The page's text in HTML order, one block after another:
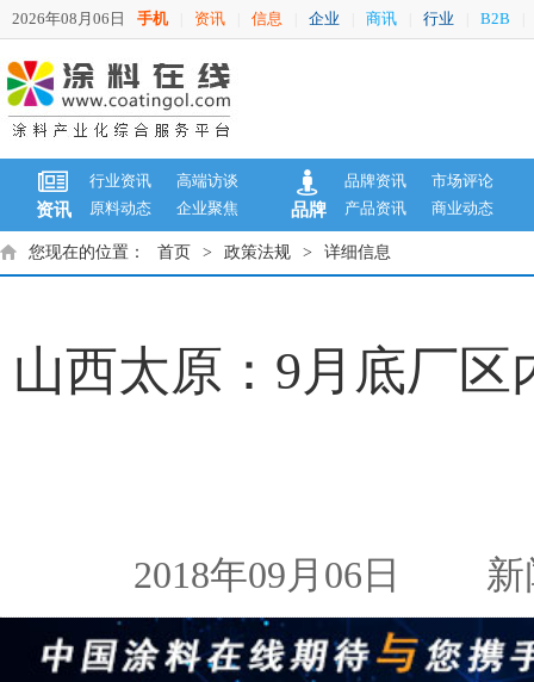
2026年08月06日 手机 资讯 信息 企业 商讯 行业 B2B
资讯
行业资讯
高端访谈
原料动态
企业聚焦 品牌
品牌资讯
市场评论
产品资讯
商业动态
您现在的位置： 首页 > 政策法规 > 详细信息
山西太原：9月底厂
2018年09月06日 新